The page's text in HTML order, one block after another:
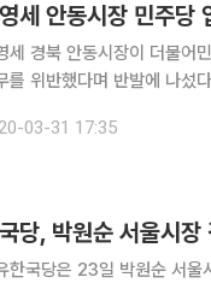
세 안동시장 민주당
세 경북 안동시장이 더불어
했다며 반발에 나섰다. 김형동 미래통합당 후보는 31일 안동시청에서 기자회견을
03-31 17:35
당, 박원순 서울시
한국당은 23일 박원순 서울시장을